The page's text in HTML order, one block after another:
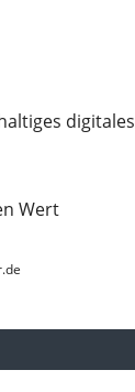
digitales
Wert